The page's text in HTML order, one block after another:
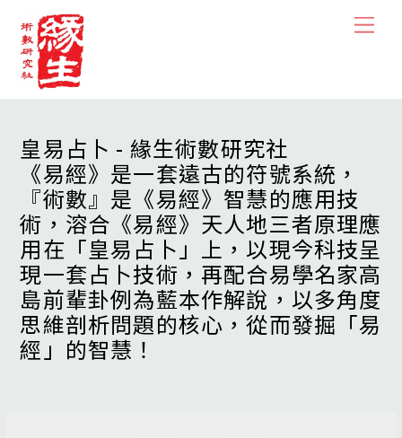
content
皇易占卜 - 緣生術數研究社
《易經》是一套遠古的符號系統，
『術數』是《易經》智慧的應用技
術，溶合《易經》天人地三者原理應
用在「皇易占卜」上，以現今科技呈
現一套占卜技術，再配合易學名家高
島前輩卦例為藍本作解說，以多角度
思維剖析問題的核心，從而發掘「易
經」的智慧！